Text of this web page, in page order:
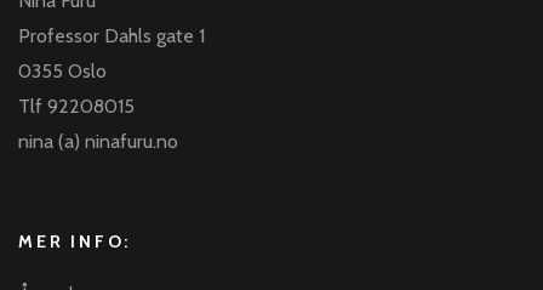
Professor Dahls gate 1
0355 Oslo
Tlf 92208015
nina (a) ninafuru.no
MER INFO: